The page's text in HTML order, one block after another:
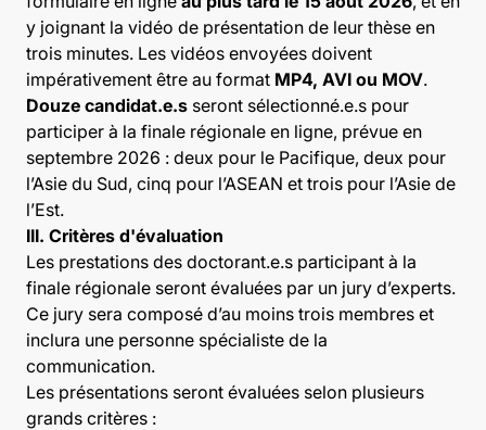
y joignant la vidéo de présentation de leur thèse en
trois minutes. Les vidéos envoyées doivent
impérativement être au format MP4, AVI ou MOV.
Douze candidat.e.s seront sélectionné.e.s pour
participer à la finale régionale en ligne, prévue en
septembre 2026 : deux pour le Pacifique, deux pour
l’Asie du Sud, cinq pour l’ASEAN et trois pour l’Asie de
l’Est.
III. Critères d'évaluation
Les prestations des doctorant.e.s participant à la
finale régionale seront évaluées par un jury d’experts.
Ce jury sera composé d’au moins trois membres et
inclura une personne spécialiste de la
communication.
Les présentations seront évaluées selon plusieurs
grands critères :